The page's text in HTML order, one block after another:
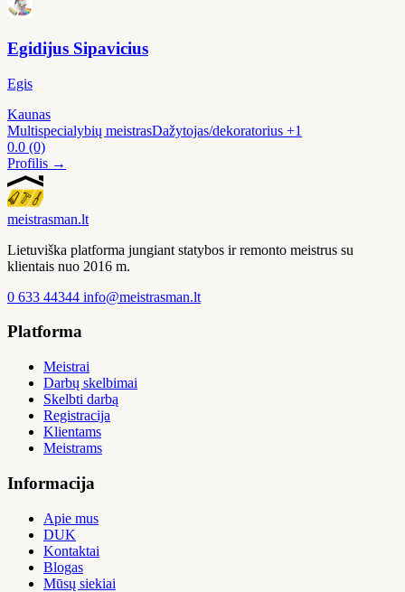
Egidijus Sipavicius
Egis
Kaunas
Multispecialybių meistrasDažytojas/dekoratorius +1
0.0 (0)
Profilis →
meistrasman.lt
Lietuviška platforma jungiant statybos ir remonto meistrus su
klientais nuo 2016 m.
0 633 44344 info@meistrasman.lt
Platforma
Meistrai
Darbų skelbimai
Skelbti darbą
Registracija
Klientams
Meistrams
Informacija
Apie mus
DUK
Kontaktai
Blogas
Mūsų siekiai